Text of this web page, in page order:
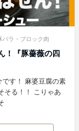
バラ・ブロック肉
！『豚薔薇の四
です！ 麻婆豆腐の素
そる！！ こりゃあ